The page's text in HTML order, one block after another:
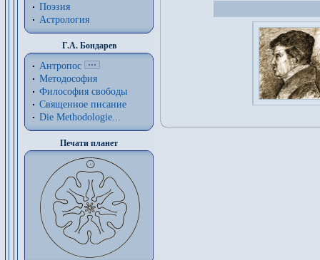
Поэзия
Астрология
Г.А. Бондарев
Антропос
Методософия
Философия cвободы
Священное писание
Die Methodologie...
Печати планет